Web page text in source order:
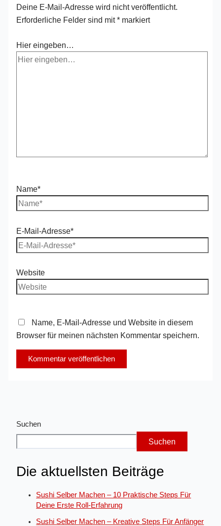
Deine E-Mail-Adresse wird nicht veröffentlicht.
Erforderliche Felder sind mit* markiert
Hier eingeben…
Name*
E-Mail-Adresse*
Website
Name, E-Mail-Adresse und Website in diesem
Browser für meinen nächsten Kommentar speichern.
Suchen
Suchen
Die aktuellsten Beiträge
Sushi Selber Machen – 10 Praktische Steps Für
Deine Erste Roll-Erfahrung
Sushi Selber Machen – Kreative Steps Für Anfänger